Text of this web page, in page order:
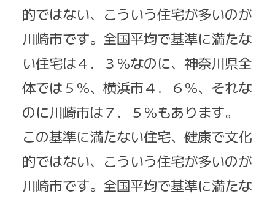
的ではない、こういう住宅が多いのが
川崎市です。全国平均で基準に満たな
い住宅は４．３％なのに、神奈川県全
体では５％、横浜市４．６％、それな
のに川崎市は７．５％もあります。
この基準に満たない住宅、健康で文化
的ではない、こういう住宅が多いのが
川崎市です。全国平均で基準に満たな